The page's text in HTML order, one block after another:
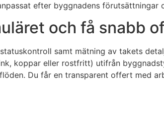
efter byggnadens förutsättningar
och få snabb
samt mätning av takets
koppar eller rostfritt) utifrån
Du får en transparent offert med